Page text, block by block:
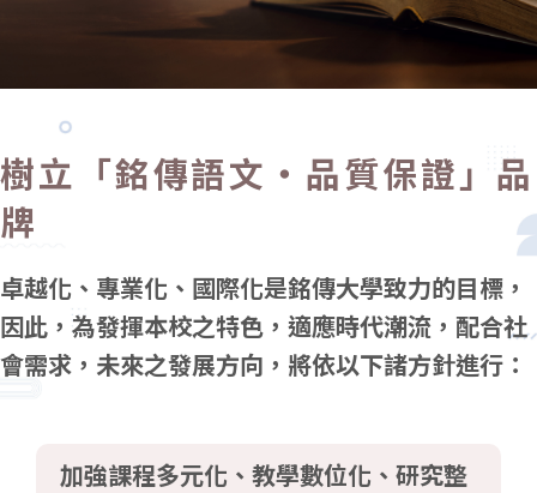
樹立「銘傳語文‧品質保證」品
牌
卓越化、專業化、國際化是銘傳大學致力的目標，
因此，為發揮本校之特色，適應時代潮流，配合社
會需求，未來之發展方向，將依以下諸方針進行：
加強課程多元化、教學數位化、研究整